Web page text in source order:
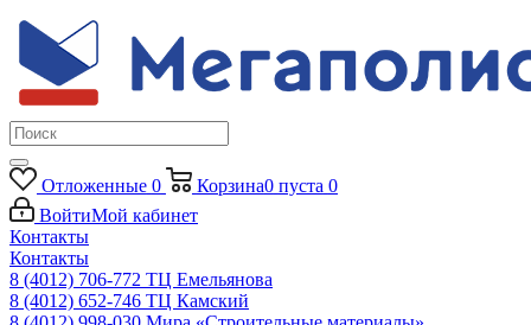
Отложенные 0 Корзина0 пуста 0
ВойтиМой кабинет
Контакты
Контакты
8 (4012) 706-772 ТЦ Емельянова
8 (4012) 652-746 ТЦ Камский